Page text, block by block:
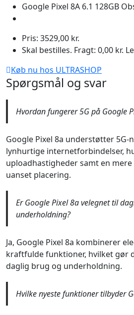
Google Pixel 8A 6.1 128GB
Pris: 3529,00 kr.
Skal bestilles. Fragt: 0,00 kr.
Køb nu hos ULTRASHOP
Spørgsmål og svar
Hvordan fungerer 5G på Google
Google Pixel 8a understøtter
lynhurtige internetforbindelser,
uploadhastigheder samt en
uanset placering.
Er Google Pixel 8a velegnet til
underholdning?
Ja, Google Pixel 8a kombinerer
kraftfulde funktioner, hvilket gør
daglig brug og underholdning.
Hvilke nyeste funktioner tilbyder